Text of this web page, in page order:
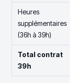
Heures
supplémentaires
(36h à 39h)
Total contrat
39h